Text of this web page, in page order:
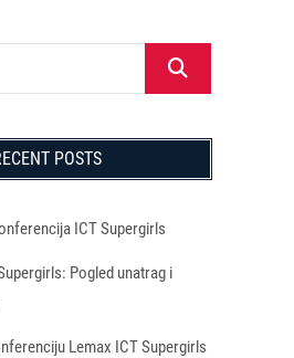
Pretraži
POSTS
ICT Supergirls
Pogled unatrag i
Lemax ICT Supergirls